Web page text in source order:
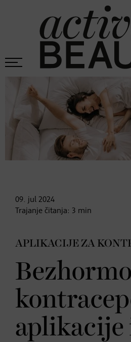
09. jul 2024
Trajanje čitanja: 3 min
APLIKACIJE ZA
aplikacije